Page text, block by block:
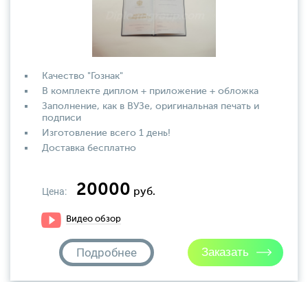
Качество "Гознак"
В комплекте диплом + приложение + обложка
Заполнение, как в ВУЗе, оригинальная печать и
подписи
Изготовление всего 1 день!
Доставка бесплатно
Цена: 20000 руб.
Видео обзор
Подробнее